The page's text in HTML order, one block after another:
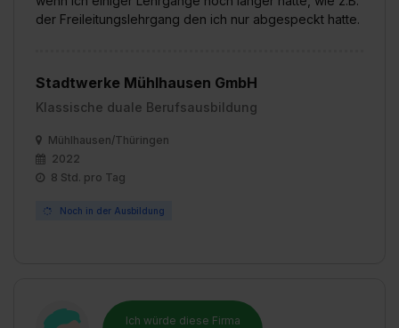
II). Du kannst die von dir erteilte Einwilligung jederzeit mit
Einstellungen“ widerrufen. Weitere Informationen zu den
einzelnen Cookies findest du durch Klick auf „Details
Impressum
der Freileitungslehrgang den ich nur abgespeckt hatte.
Stadtwerke Mühlhausen GmbH
Klassische duale Berufsausbildung
Mühlhausen/Thüringen
2022
8 Std. pro Tag
Noch in der Ausbildung
Ich würde diese Firma